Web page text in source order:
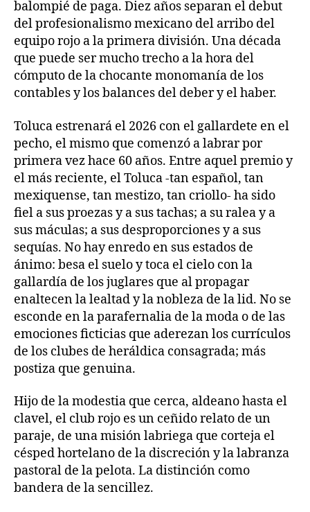
balompié de paga. Diez años separan el debut
del profesionalismo mexicano del arribo del
equipo rojo a la primera división. Una década
que puede ser mucho trecho a la hora del
cómputo de la chocante monomanía de los
contables y los balances del deber y el haber.
Toluca estrenará el 2026 con el gallardete en el
pecho, el mismo que comenzó a labrar por
primera vez hace 60 años. Entre aquel premio y
el más reciente, el Toluca -tan español, tan
mexiquense, tan mestizo, tan criollo- ha sido
fiel a sus proezas y a sus tachas; a su ralea y a
sus máculas; a sus desproporciones y a sus
sequías. No hay enredo en sus estados de
ánimo: besa el suelo y toca el cielo con la
gallardía de los juglares que al propagar
enaltecen la lealtad y la nobleza de la lid. No se
esconde en la parafernalia de la moda o de las
emociones ficticias que aderezan los currículos
de los clubes de heráldica consagrada; más
postiza que genuina.
Hijo de la modestia que cerca, aldeano hasta el
clavel, el club rojo es un ceñido relato de un
paraje, de una misión labriega que corteja el
césped hortelano de la discreción y la labranza
pastoral de la pelota. La distinción como
bandera de la sencillez.